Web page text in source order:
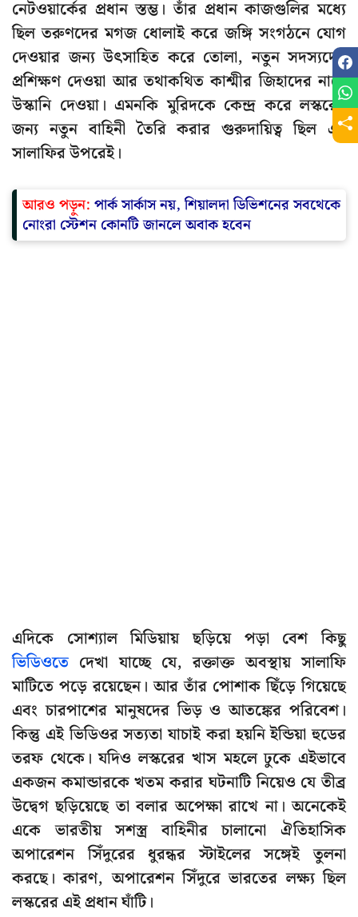
নেটওয়ার্কের প্রধান স্তম্ভ। তাঁর প্রধান কাজগুলির মধ্যে
ছিল তরুণদের মগজ ধোলাই করে জঙ্গি সংগঠনে যোগ
দেওয়ার জন্য উৎসাহিত করে তোলা, নতুন সদস্যদের
প্রশিক্ষণ দেওয়া আর তথাকথিত কাশ্মীর জিহাদের নামে
উস্কানি দেওয়া। এমনকি মুরিদকে কেন্দ্র করে লস্করের
জন্য নতুন বাহিনী তৈরি করার গুরুদায়িত্ব ছিল এই
সালাফির উপরেই।
আরও পড়ুন: পার্ক সার্কাস নয়, শিয়ালদা ডিভিশনের সবথেকে
নোংরা স্টেশন কোনটি জানলে অবাক হবেন
এদিকে সোশ্যাল মিডিয়ায় ছড়িয়ে পড়া বেশ কিছু
ভিডিওতেদেখা যাচ্ছে যে, রক্তাক্ত অবস্থায় সালাফি
মাটিতে পড়ে রয়েছেন। আর তাঁর পোশাক ছিঁড়ে গিয়েছে
এবং চারপাশের মানুষদের ভিড় ও আতঙ্কের পরিবেশ।
কিন্তু এই ভিডিওর সত্যতা যাচাই করা হয়নি ইন্ডিয়া হুডের
তরফ থেকে। যদিও লস্করের খাস মহলে ঢুকে এইভাবে
একজন কমান্ডারকে খতম করার ঘটনাটি নিয়েও যে তীব্র
উদ্বেগ ছড়িয়েছে তা বলার অপেক্ষা রাখে না। অনেকেই
একে ভারতীয় সশস্ত্র বাহিনীর চালানো ঐতিহাসিক
অপারেশন সিঁদুরের ধুরন্ধর স্টাইলের সঙ্গেই তুলনা
করছে। কারণ, অপারেশন সিঁদুরে ভারতের লক্ষ্য ছিল
লস্করের এই প্রধান ঘাঁটি।